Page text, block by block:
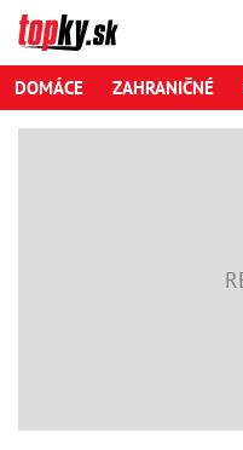
DOMÁCE ZAHRANIČNÉ